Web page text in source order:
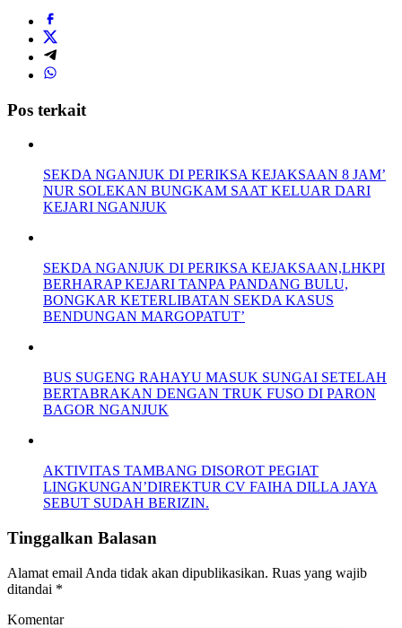
Pos terkait
SEKDA NGANJUK DI PERIKSA KEJAKSAAN 8 JAM’
NUR SOLEKAN BUNGKAM SAAT KELUAR DARI
KEJARI NGANJUK
SEKDA NGANJUK DI PERIKSA KEJAKSAAN,LHKPI
BERHARAP KEJARI TANPA PANDANG BULU,
BONGKAR KETERLIBATAN SEKDA KASUS
BENDUNGAN MARGOPATUT’
BUS SUGENG RAHAYU MASUK SUNGAI SETELAH
BERTABRAKAN DENGAN TRUK FUSO DI PARON
BAGOR NGANJUK
AKTIVITAS TAMBANG DISOROT PEGIAT
LINGKUNGAN’DIREKTUR CV FAIHA DILLA JAYA
SEBUT SUDAH BERIZIN.
Tinggalkan Balasan
Alamat email Anda tidak akan dipublikasikan. Ruas yang wajib
ditandai *
Komentar